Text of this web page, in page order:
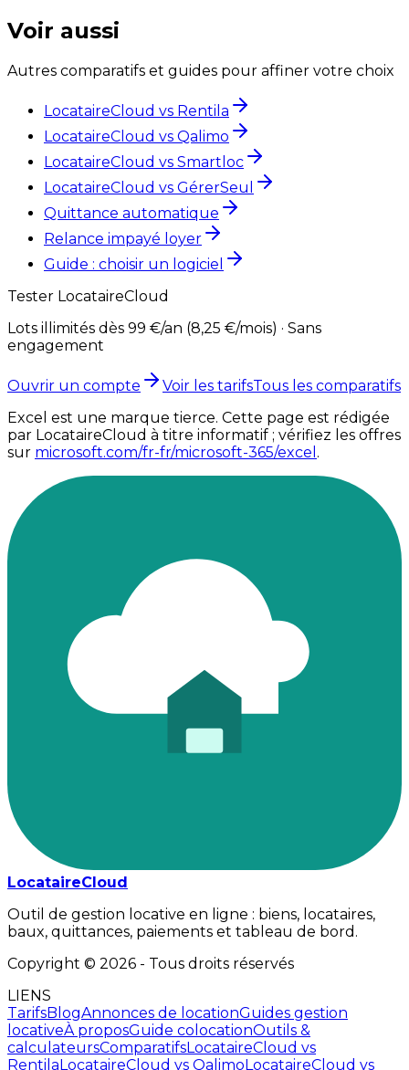
Voir aussi
Autres comparatifs et guides pour affiner votre choix
LocataireCloud vs Rentila
LocataireCloud vs Qalimo
LocataireCloud vs Smartloc
LocataireCloud vs GérerSeul
Quittance automatique
Relance impayé loyer
Guide : choisir un logiciel
Tester LocataireCloud
Lots illimités dès 99 €/an (8,25 €/mois) · Sans
engagement
Ouvrir un compte Voir les tarifsTous les comparatifs
Excel est une marque tierce. Cette page est rédigée
par LocataireCloud à titre informatif ; vérifiez les offres
sur microsoft.com/fr-fr/microsoft-365/excel .
LocataireCloud
Outil de gestion locative en ligne : biens, locataires,
baux, quittances, paiements et tableau de bord.
Copyright © 2026 - Tous droits réservés
LIENS
TarifsBlogAnnonces de locationGuides gestion
locativeÀ proposGuide colocationOutils &
calculateursComparatifsLocataireCloud vs
RentilaLocataireCloud vs QalimoLocataireCloud vs